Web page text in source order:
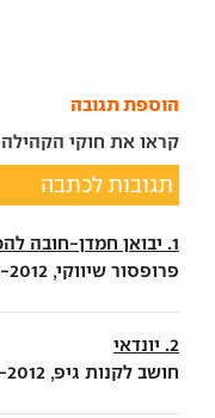
הוספת תגובה
קראו את חוקי
תגובות לכתבה
1. יבואן חמדן-חובה להכנס ולהפנים
פרופסור שיווקי, 16-11-2012
2. יונדאי
חושב לקנות גיפ, 16-11-2012